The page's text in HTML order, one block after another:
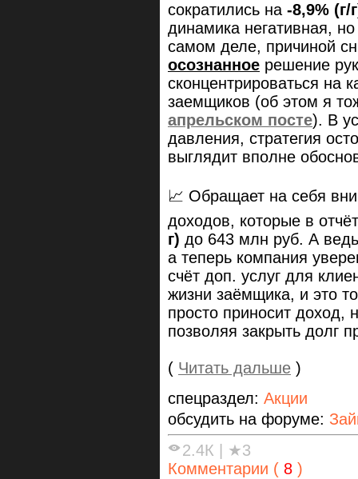
сократились на -8,9% (г/
динамика негативная,
самом деле, причиной
осознанное решение
сконцентрироваться на
заемщиков (об этом я
апрельском посте). В
давления, стратегия
выглядит вполне
📈 Обращает на себя
доходов, которые в
г) до 643 млн руб. А
а теперь компания
счёт доп. услуг для
жизни заёмщика, и это
просто приносит доход,
позволяя закрыть долг
( Читать дальше )
спецраздел: Акции
обсудить на форуме:
2.4К
★3
Комментарии ( 8 )